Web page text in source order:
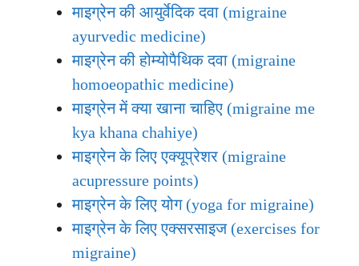
माइग्रेन की आयुर्वेदिक दवा (migraine
ayurvedic medicine)
माइग्रेन की होम्योपैथिक दवा (migraine
homoeopathic medicine)
माइग्रेन में क्या खाना चाहिए (migraine me
kya khana chahiye)
माइग्रेन के लिए एक्यूप्रेशर (migraine
acupressure points)
माइग्रेन के लिए योग (yoga for migraine)
माइग्रेन के लिए एक्सरसाइज (exercises for
migraine)